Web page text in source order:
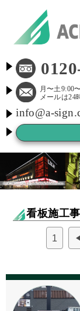
月〜土9:00
メールは24
info@a-
看板施工
1